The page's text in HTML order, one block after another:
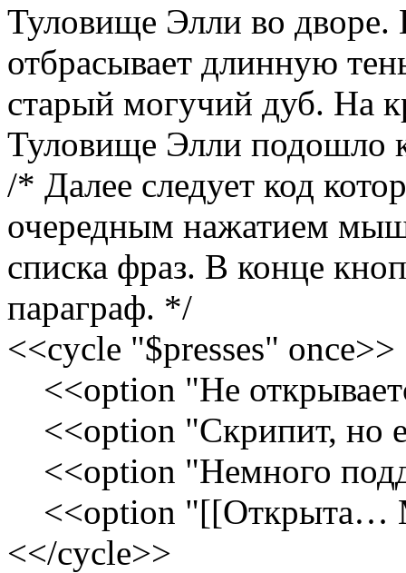
Туловище Элли во дворе.
отбрасывает длинную
старый могучий дуб. На
Туловище Элли подошло
/* Далее следует код
очередным нажатием
списка фраз. В конце
параграф. */
<<cycle "$presses" once>>
<<option "Не
<<option "Скрипит, но
<<option "Немного
<<option "[[Открыта…
<</cycle>>